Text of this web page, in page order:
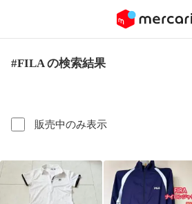
#FILA の検索結果
販売中のみ表示